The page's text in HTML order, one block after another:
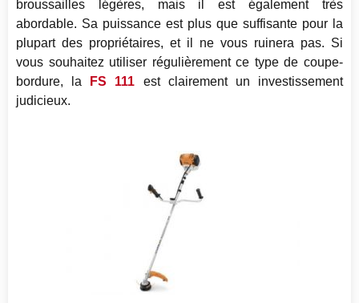
broussailles légères, mais il est également très
abordable. Sa puissance est plus que suffisante pour la
plupart des propriétaires, et il ne vous ruinera pas. Si
vous souhaitez utiliser régulièrement ce type de coupe-
bordure, la
FS 111 est clairement un investissement
judicieux.